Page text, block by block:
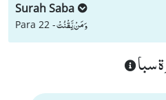
Surah Saba
Para 22 -وَ مَنْ یَّقْنُتْ
سبا